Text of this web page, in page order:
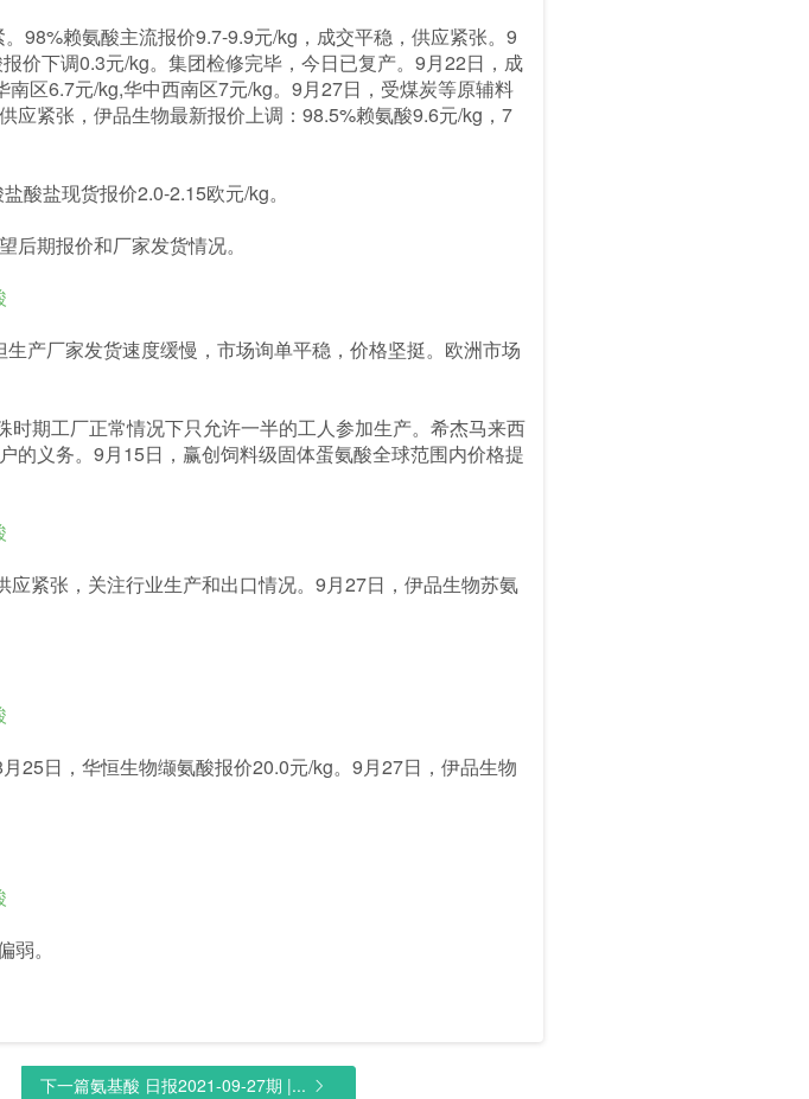
98%赖氨酸主流报价9.7-9.9元/kg，成交平稳，供应紧张。9
价下调0.3元/kg。集团检修完毕，今日已复产。9月22日，成
区6.7元/kg,华中西南区7元/kg。9月27日，受煤炭等原辅料
应紧张，伊品生物最新报价上调：98.5%赖氨酸9.6元/kg，7
酸盐现货报价2.0-2.15欧元/kg。
期报价和厂家发货情况。
产厂家发货速度缓慢，市场询单平稳，价格坚挺。欧洲市场
期工厂正常情况下只允许一半的工人参加生产。希杰马来西
的义务。9月15日，赢创饲料级固体蛋氨酸全球范围内价格提
紧张，关注行业生产和出口情况。9月27日，伊品生物苏氨
25日，华恒生物缬氨酸报价20.0元/kg。9月27日，伊品生物
。
下一篇 氨基酸 日报2021-09-27期 |...